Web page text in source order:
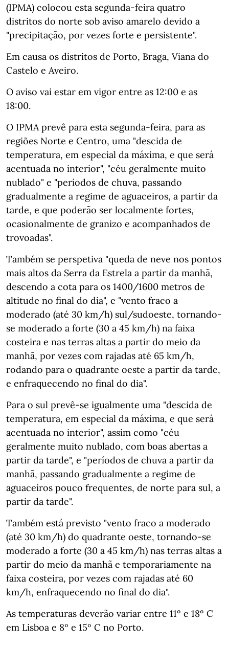
(IPMA) colocou esta segunda-feira quatro
distritos do norte sob aviso amarelo devido a
"precipitação, por vezes forte e persistente".
Em causa os distritos de Porto, Braga, Viana do
Castelo e Aveiro.
O aviso vai estar em vigor entre as 12:00 e as
18:00.
O IPMA prevê para esta segunda-feira, para as
regiões Norte e Centro, uma "descida de
temperatura, em especial da máxima, e que será
acentuada no interior", "céu geralmente muito
nublado" e "períodos de chuva, passando
gradualmente a regime de aguaceiros, a partir da
tarde, e que poderão ser localmente fortes,
ocasionalmente de granizo e acompanhados de
trovoadas".
Também se perspetiva "queda de neve nos pontos
mais altos da Serra da Estrela a partir da manhã,
descendo a cota para os 1400/1600 metros de
altitude no final do dia", e "vento fraco a
moderado (até 30 km/h) sul/sudoeste, tornando-
se moderado a forte (30 a 45 km/h) na faixa
costeira e nas terras altas a partir do meio da
manhã, por vezes com rajadas até 65 km/h,
rodando para o quadrante oeste a partir da tarde,
e enfraquecendo no final do dia".
Para o sul prevê-se igualmente uma "descida de
temperatura, em especial da máxima, e que será
acentuada no interior", assim como "céu
geralmente muito nublado, com boas abertas a
partir da tarde", e "períodos de chuva a partir da
manhã, passando gradualmente a regime de
aguaceiros pouco frequentes, de norte para sul, a
partir da tarde".
Também está previsto "vento fraco a moderado
(até 30 km/h) do quadrante oeste, tornando-se
moderado a forte (30 a 45 km/h) nas terras altas a
partir do meio da manhã e temporariamente na
faixa costeira, por vezes com rajadas até 60
km/h, enfraquecendo no final do dia".
As temperaturas deverão variar entre 11º e 18º C
em Lisboa e 8º e 15º C no Porto.